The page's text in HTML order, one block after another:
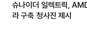
슈나이더 일렉트릭,
라 구축 청사진 제시